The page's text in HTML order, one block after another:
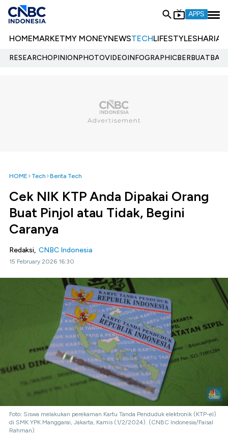
APPS
HOMEMARKETMY MONEYNEWSTECHLIFESTYLESHARIA
RESEARCHOPINIONPHOTOVIDEOINFOGRAPHIC
HOME Tech Berita Tech
Cek NIK KTP Anda Dipakai Orang
Buat Pinjol atau Tidak, Begini
Caranya
Redaksi, CNBC Indonesia
15 February 2026 16:30
Foto: Siswa melakukan perekaman Kartu Tanda Penduduk elektronik (KTP-el)
di SMK YPK Manggarai, Jakarta, Kamis (1/2/2024). (CNBC Indonesia/Faisal
Rahman)